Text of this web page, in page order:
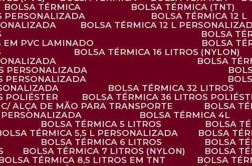
BOLSA TÉRMICA BOLSA TÉRMICA (TNT)
PERSONALIZADA
BOLSA TÉRMICA 12 L
BOLSA TÉRMICA 12 L
BOLSA
EM PVC LAMINADO
BOLSA
BOLSA TÉRMICA 16 LITROS (NYLON)
BOLSA
PERSONALIZADA
PERSONALIZADA
BOLSA TÉRMICA 32 LITROS
POLIÉSTER
BOLSA TÉRMICA 36 LITROS
C/ ALÇA DE MÃO PARA TRANSPORTE
BOLSA
PERSONALIZADA
BOLSA TÉRMICA 4L
BOLSA TÉRMICA 5 LITROS
BOLSA
BOLSA TÉRMICA 5,5 L PERSONALIZADA
BOLSA
BOLSA TÉRMICA 6 LITROS
BOLSA
BOLSA TÉRMICA 7 LITROS (NYLON)
BOLSA
BOLSA TÉRMICA 8,5 LITROS EM TNT
BOLSA